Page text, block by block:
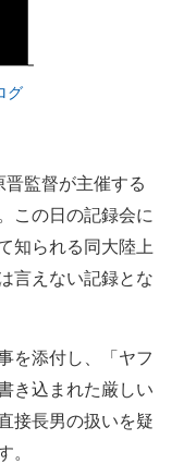
グ
監督が主催する
この日の記録会に
知られる同大陸上
言えない記録とな
を添付し、「ヤフ
き込まれた厳しい
接長男の扱いを疑
。